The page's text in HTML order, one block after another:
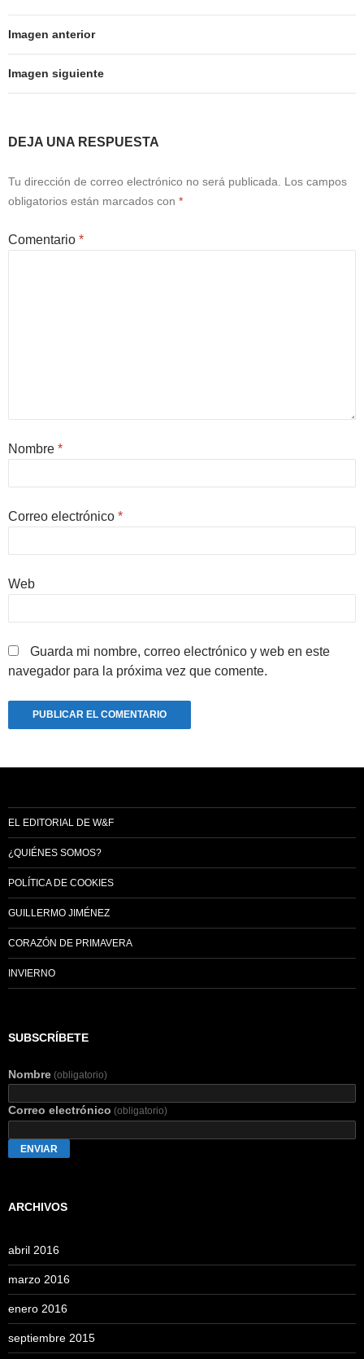
Imagen anterior
Imagen siguiente
DEJA UNA RESPUESTA
Tu dirección de correo electrónico no será publicada.
Los campos
obligatorios están marcados con *
Comentario *
Nombre *
Correo electrónico *
Web
Guarda mi nombre, correo electrónico y web en este
navegador para la próxima vez que comente.
EL EDITORIAL DE W&F
¿QUIÉNES SOMOS?
POLÍTICA DE COOKIES
GUILLERMO JIMÉNEZ
CORAZÓN DE PRIMAVERA
INVIERNO
SUBSCRÍBETE
Nombre (obligatorio)
Correo electrónico (obligatorio)
ENVIAR
ARCHIVOS
abril 2016
marzo 2016
enero 2016
septiembre 2015